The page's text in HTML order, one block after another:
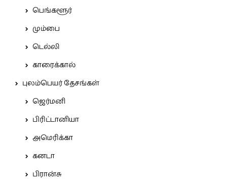
பெங்களூர்
மும்பை
டெல்லி
காரைக்கால்
புலம்பெயர் தேசங்கள்
ஜெர்மனி
பிரிட்டானியா
அமெரிக்கா
கனடா
பிரான்சு